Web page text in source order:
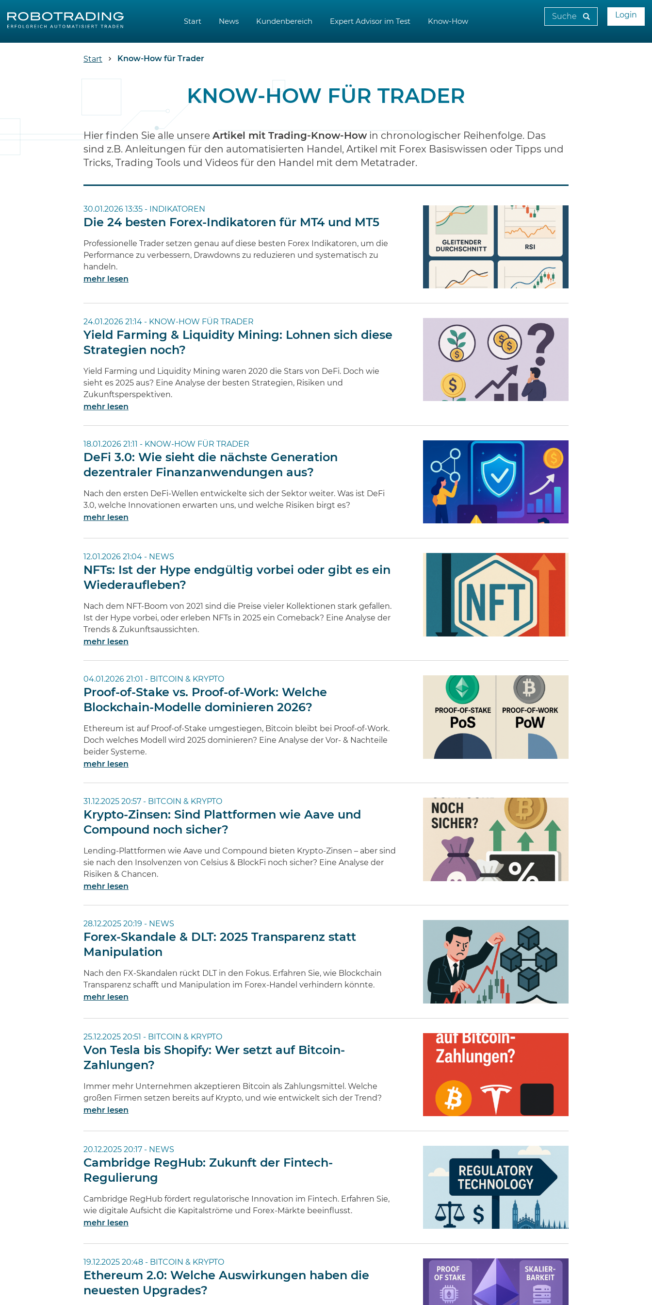
Start News Kundenbereich Expert Advisor im Test Know-How
Login
Start Know-How für Trader
KNOW-HOW FÜR TRADER
Hier finden Sie alle unsereArtikel mit Trading-Know-Howin chronologischer Reihenfolge. Das
sind z.B. Anleitungen für den automatisierten Handel, Artikel mit Forex Basiswissen oder Tipps und
Tricks, Trading Tools und Videos für den Handel mit dem Metatrader.
30.01.2026 13:35 - INDIKATOREN
Die 24 besten Forex-Indikatoren für MT4 und MT5
Professionelle Trader setzen genau auf diese besten Forex Indikatoren, um die
Performance zu verbessern, Drawdowns zu reduzieren und systematisch zu
handeln.
mehr lesen
24.01.2026 21:14 - KNOW-HOW FÜR TRADER
Yield Farming & Liquidity Mining: Lohnen sich diese
Strategien noch?
Yield Farming und Liquidity Mining waren 2020 die Stars von DeFi. Doch wie
sieht es 2025 aus? Eine Analyse der besten Strategien, Risiken und
Zukunftsperspektiven.
mehr lesen
18.01.2026 21:11 - KNOW-HOW FÜR TRADER
DeFi 3.0: Wie sieht die nächste Generation
dezentraler Finanzanwendungen aus?
Nach den ersten DeFi-Wellen entwickelte sich der Sektor weiter. Was ist DeFi
3.0, welche Innovationen erwarten uns, und welche Risiken birgt es?
mehr lesen
12.01.2026 21:04 - NEWS
NFTs: Ist der Hype endgültig vorbei oder gibt es ein
Wiederaufleben?
Nach dem NFT-Boom von 2021 sind die Preise vieler Kollektionen stark gefallen.
Ist der Hype vorbei, oder erleben NFTs in 2025 ein Comeback? Eine Analyse der
Trends & Zukunftsaussichten.
mehr lesen
04.01.2026 21:01 - BITCOIN & KRYPTO
Proof-of-Stake vs. Proof-of-Work: Welche
Blockchain-Modelle dominieren 2026?
Ethereum ist auf Proof-of-Stake umgestiegen, Bitcoin bleibt bei Proof-of-Work.
Doch welches Modell wird 2025 dominieren? Eine Analyse der Vor- & Nachteile
beider Systeme.
mehr lesen
31.12.2025 20:57 - BITCOIN & KRYPTO
Krypto-Zinsen: Sind Plattformen wie Aave und
Compound noch sicher?
Lending-Plattformen wie Aave und Compound bieten Krypto-Zinsen – aber sind
sie nach den Insolvenzen von Celsius & BlockFi noch sicher? Eine Analyse der
Risiken & Chancen.
mehr lesen
28.12.2025 20:19 - NEWS
Forex-Skandale & DLT: 2025 Transparenz statt
Manipulation
Nach den FX-Skandalen rückt DLT in den Fokus. Erfahren Sie, wie Blockchain
Transparenz schafft und Manipulation im Forex-Handel verhindern könnte.
mehr lesen
25.12.2025 20:51 - BITCOIN & KRYPTO
Von Tesla bis Shopify: Wer setzt auf Bitcoin-
Zahlungen?
Immer mehr Unternehmen akzeptieren Bitcoin als Zahlungsmittel. Welche
großen Firmen setzen bereits auf Krypto, und wie entwickelt sich der Trend?
mehr lesen
20.12.2025 20:17 - NEWS
Cambridge RegHub: Zukunft der Fintech-
Regulierung
Cambridge RegHub fördert regulatorische Innovation im Fintech. Erfahren Sie,
wie digitale Aufsicht die Kapitalströme und Forex-Märkte beeinflusst.
mehr lesen
19.12.2025 20:48 - BITCOIN & KRYPTO
Ethereum 2.0: Welche Auswirkungen haben die
neuesten Upgrades?